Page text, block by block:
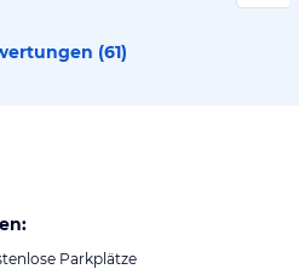
(61)
Parkplätze